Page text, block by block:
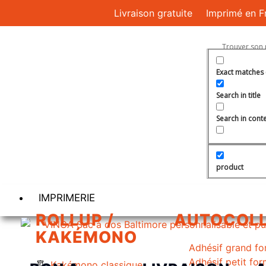
Livraison gratuite Imprimé en
Exact
Search in title
Search in
product
IMPRIMERIE
ROLLUP /
KAKÉMONO
Adhésif grand
Adhésif petit